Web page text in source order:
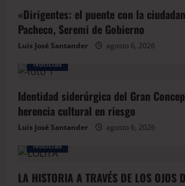
«Dirigentes: el puente con la
Pacheco, Seremi de Gobierno
Luis José Santander
agosto 6, 2026
Noticias
Identidad siderúrgica del Gran
herencia cultural en riesgo
Luis José Santander
agosto 6, 2026
Noticias
LA HISTORIA A TRAVÉS DE LOS OJOS